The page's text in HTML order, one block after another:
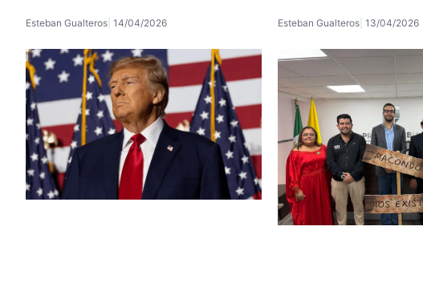
Esteban Gualteros 14/04/2026 Esteban Gualteros 13/04/2026